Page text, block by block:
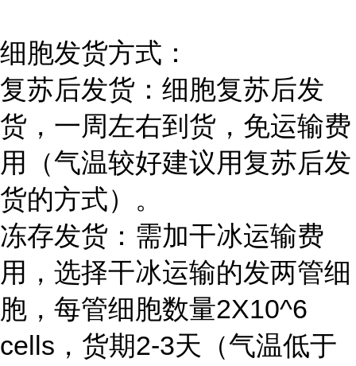
细胞发货方式：
复苏后发货：细胞复苏后发
货，一周左右到货，免运输费
用（气温较好建议用复苏后发
货的方式）。
冻存发货：需加干冰运输费
用，选择干冰运输的发两管细
胞，每管细胞数量2X10^6
cells，货期2-3天（气温低于